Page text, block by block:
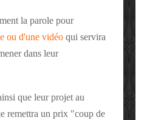
la parole pour
ou d'une vidéo qui servira
dans leur
que leur projet au
remettra un prix "coup de